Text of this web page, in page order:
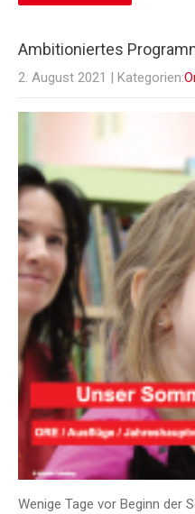
Ambitioniertes
2. August 2021 | Kategorien:
Wenige Tage vor Beginn der